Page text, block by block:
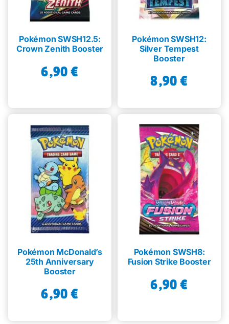
Pokémon SWSH12.5:
Crown Zenith Booster
6,90€
Pokémon SWSH12:
Silver Tempest
Booster
8,90€
Pokémon McDonald’s
25th Anniversary
Booster
6,90€
Pokémon SWSH8:
Fusion Strike Booster
6,90€